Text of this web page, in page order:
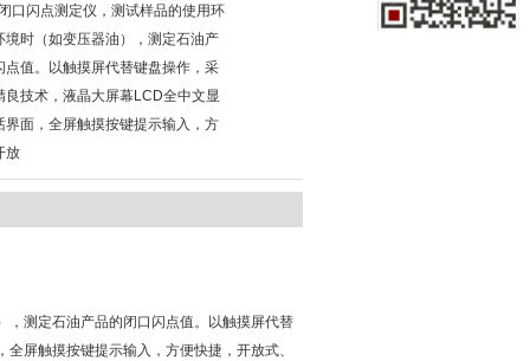
口闪点测定仪，测试样品的使用环
境时（如变压器油），测定石油产
点值。以触摸屏代替键盘操作，采
良技术，液晶大屏幕LCD全中文显
界面，全屏触摸按键提示输入，方
放
，测定石油产品的闭口闪点值。以触摸屏代替
屏触摸按键提示输入，方便快捷，开放式、